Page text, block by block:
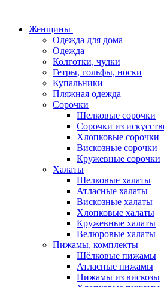
Женщины
Одежда для дома
Одежда
Колготки, чулки
Гетры, гольфы, носки
Купальники
Пляжная одежда
Сорочки
Шелковые сорочки
Сорочки из
Хлопковые сорочки
Вискозные сорочки
Кружевные сорочки
Халаты
Шелковые халаты
Атласные халаты
Вискозные халаты
Хлопковые халаты
Кружевные халаты
Велюровые халаты
Пижамы, комплекты
Шёлковые пижамы
Атласные пижамы
Пижамы из вискозы